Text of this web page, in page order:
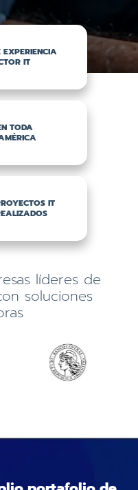
IT
TODA
IT
líderes de
soluciones